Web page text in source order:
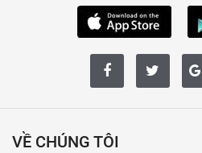
VỀ CHÚNG TÔI